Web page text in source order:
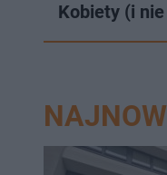
Kobiety (i